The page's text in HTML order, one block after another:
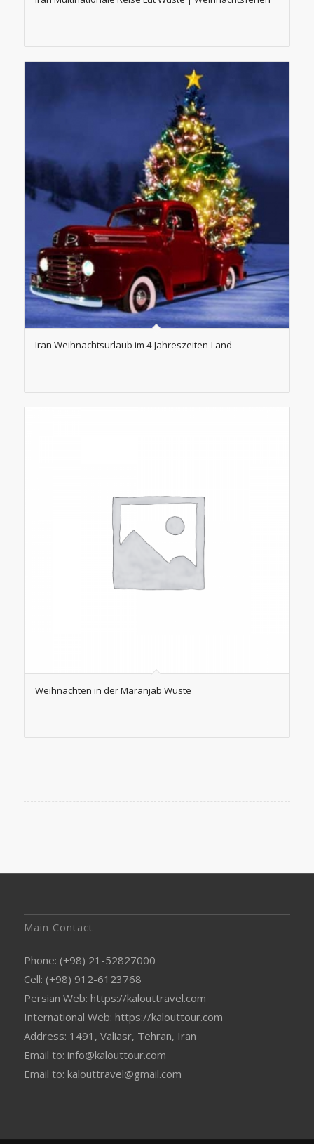
Iran Weihnachtsurlaub im 4-Jahreszeiten-Land
Weihnachten in der Maranjab Wüste
Main Contact
Phone: (+98) 21-52827000
Cell: (+98) 912-6123768
Persian Web: https://kalouttravel.com
International Web: https://kalouttour.com
Address: 1491, Valiasr, Tehran, Iran
Email to: info@kalouttour.com
Email to: kalouttravel@gmail.com